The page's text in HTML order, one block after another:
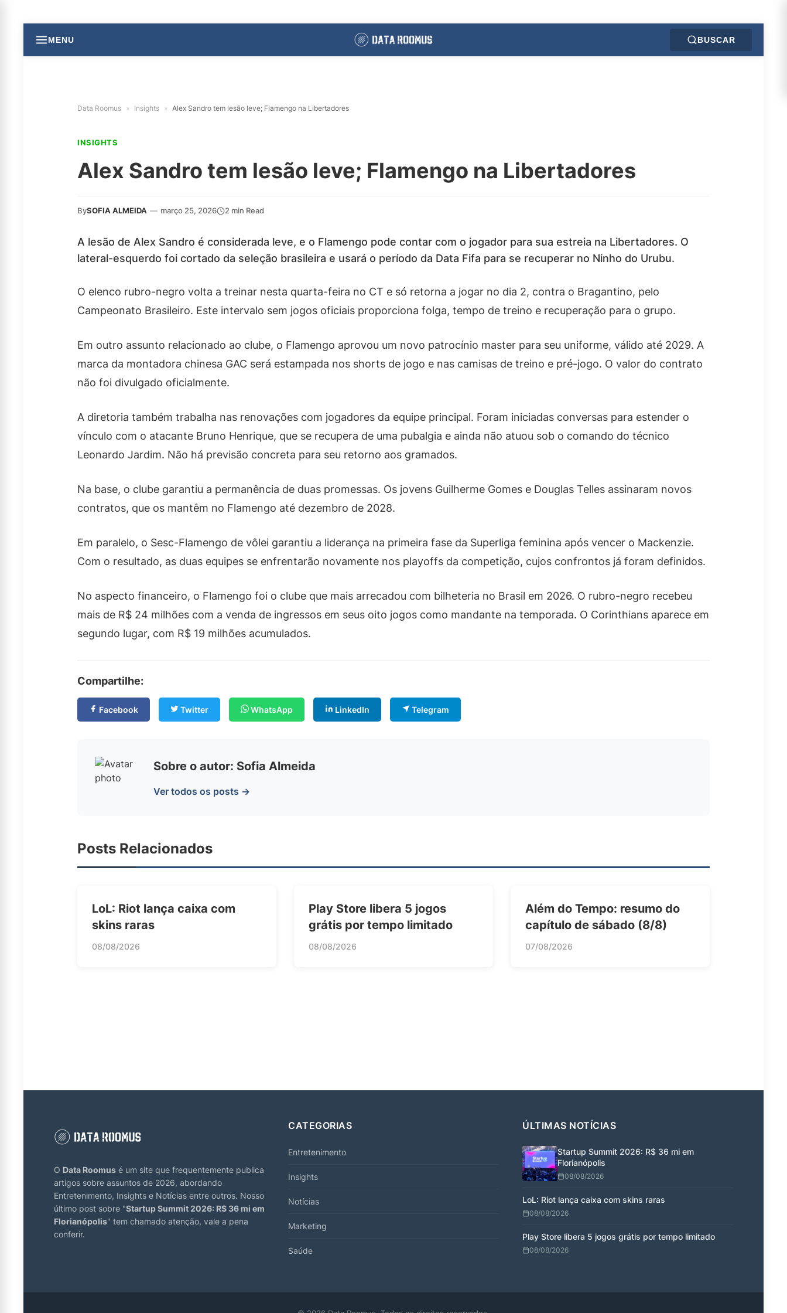
MENU BUSCAR
Data Roomus » Insights » Alex Sandro tem lesão leve; Flamengo na Libertadores
INSIGHTS
Alex Sandro tem lesão leve; Flamengo na Libertadores
BySOFIA ALMEIDA — março 25, 2026 2 min Read
A lesão de Alex Sandro é considerada leve, e o Flamengo pode contar com o jogador para sua estreia na Libertadores. O
lateral-esquerdo foi cortado da seleção brasileira e usará o período da Data Fifa para se recuperar no Ninho do Urubu.
O elenco rubro-negro volta a treinar nesta quarta-feira no CT e só retorna a jogar no dia 2, contra o Bragantino, pelo
Campeonato Brasileiro. Este intervalo sem jogos oficiais proporciona folga, tempo de treino e recuperação para o grupo.
Em outro assunto relacionado ao clube, o Flamengo aprovou um novo patrocínio master para seu uniforme, válido até 2029. A
marca da montadora chinesa GAC será estampada nos shorts de jogo e nas camisas de treino e pré-jogo. O valor do contrato
não foi divulgado oficialmente.
A diretoria também trabalha nas renovações com jogadores da equipe principal. Foram iniciadas conversas para estender o
vínculo com o atacante Bruno Henrique, que se recupera de uma pubalgia e ainda não atuou sob o comando do técnico
Leonardo Jardim. Não há previsão concreta para seu retorno aos gramados.
Na base, o clube garantiu a permanência de duas promessas. Os jovens Guilherme Gomes e Douglas Telles assinaram novos
contratos, que os mantêm no Flamengo até dezembro de 2028.
Em paralelo, o Sesc-Flamengo de vôlei garantiu a liderança na primeira fase da Superliga feminina após vencer o Mackenzie.
Com o resultado, as duas equipes se enfrentarão novamente nos playoffs da competição, cujos confrontos já foram definidos.
No aspecto financeiro, o Flamengo foi o clube que mais arrecadou com bilheteria no Brasil em 2026. O rubro-negro recebeu
mais de R$ 24 milhões com a venda de ingressos em seus oito jogos como mandante na temporada. O Corinthians aparece em
segundo lugar, com R$ 19 milhões acumulados.
Compartilhe:
Facebook Twitter WhatsApp LinkedIn Telegram
Sobre o autor: Sofia Almeida
Ver todos os posts →
Posts Relacionados
LoL: Riot lança caixa com
skins raras
08/08/2026
Play Store libera 5 jogos
grátis por tempo limitado
08/08/2026
Além do Tempo: resumo do
capítulo de sábado (8/8)
07/08/2026
O Data Roomus é um site que frequentemente publica
artigos sobre assuntos de 2026, abordando
Entretenimento, Insights e Notícias entre outros. Nosso
último post sobre "Startup Summit 2026: R$ 36 mi em
Florianópolis" tem chamado atenção, vale a pena
conferir.
CATEGORIAS
Entretenimento
Insights
Notícias
Marketing
Saúde
ÚLTIMAS NOTÍCIAS
Startup Summit 2026: R$ 36 mi em
Florianópolis
08/08/2026
LoL: Riot lança caixa com skins raras
08/08/2026
Play Store libera 5 jogos grátis por tempo limitado
08/08/2026